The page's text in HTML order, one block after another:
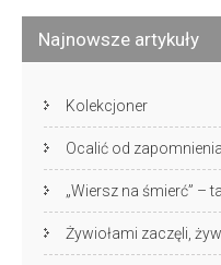
Najnowsze artykuły
Kolekcjoner
Ocalić od zapomnienia
„Wiersz na śmierć” –
Żywiołami zaczęli,